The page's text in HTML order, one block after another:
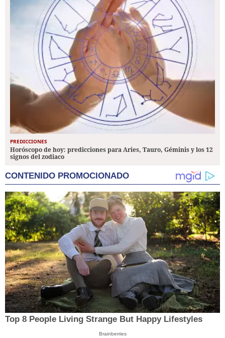
PREDICCIONES
Horóscopo de hoy: predicciones para Aries, Tauro, Géminis y los 12
signos del zodiaco
CONTENIDO PROMOCIONADO
Top 8 People Living Strange But Happy Lifestyles
Brainberries